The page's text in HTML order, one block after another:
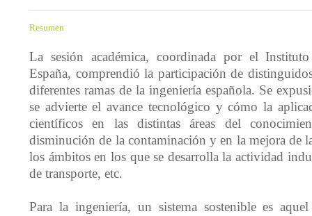
Resumen
La sesión académica, coordinada por el
España, comprendió la participación de
diferentes ramas de la ingeniería española. Se
se advierte el avance tecnológico y cómo la
científicos en las distintas áreas del
disminución de la contaminación y en la mejora de
los ámbitos en los que se desarrolla la actividad
de transporte, etc.
Para la ingeniería, un sistema sostenible es